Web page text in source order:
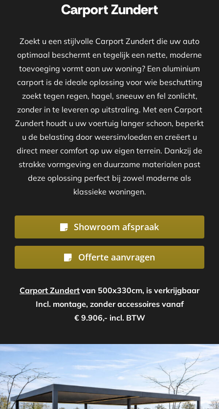
Carport Zundert
Zoekt u een stijlvolle Carport Zundert die uw auto
optimaal beschermt en tegelijk een nette, moderne
toevoeging vormt aan uw woning? Een aluminium
carport is de ideale oplossing voor wie beschutting
zoekt tegen regen, hagel, sneeuw en fel zonlicht,
zonder in te leveren op uitstraling. Met een Carport
Zundert houdt u uw voertuig langer schoon, beperkt
u de belasting door weersinvloeden en creëert u
direct meer comfort op uw eigen terrein. Dankzij de
strakke vormgeving en duurzame materialen past
deze oplossing perfect bij zowel moderne als
klassieke woningen.
Showroom afspraak
Offerte aanvragen
Carport Zundert van 500x330cm, is verkrijgbaar
Incl. montage, zonder accessoires vanaf
€ 9.906,- incl. BTW